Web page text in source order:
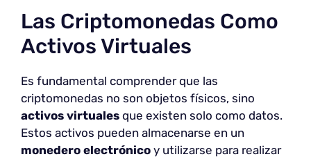
Las Criptomonedas Como
Activos Virtuales
Es fundamental comprender que las
criptomonedas no son objetos físicos, sino
activos virtuales que existen solo como datos.
Estos activos pueden almacenarse en un
monedero electrónico y utilizarse para realizar